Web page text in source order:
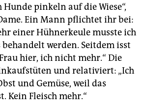
pinkeln auf die Wiese“,
Ein Mann pflichtet ihr bei:
einer Hühnerkeule musste ich
werden. Seitdem isst
hier, ich nicht mehr.“ Die
und relativiert: „Ich
und Gemüse, weil das
Kein Fleisch mehr.“